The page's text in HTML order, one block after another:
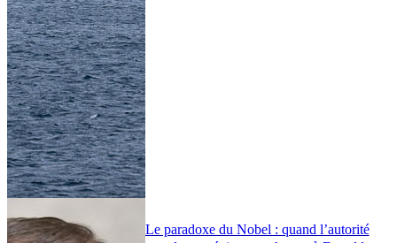
Le paradoxe du Nobel : quand l’autorité